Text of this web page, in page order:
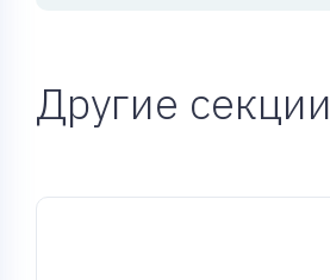
Другие секции